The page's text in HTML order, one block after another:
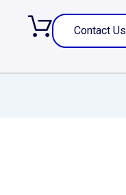
Contact Us